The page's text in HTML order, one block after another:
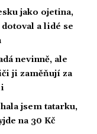
jako ojetina,
a lidé se
nevinně, ale
ji zaměňují za
jsem tatarku,
na 30 Kč